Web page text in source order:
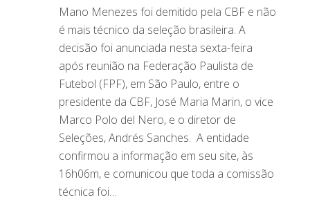
Mano Menezes foi demitido pela CBF e não
é mais técnico da seleção brasileira. A
decisão foi anunciada nesta sexta-feira
após reunião na Federação Paulista de
Futebol (FPF), em São Paulo, entre o
presidente da CBF, José Maria Marin, o vice
Marco Polo del Nero, e o diretor de
Seleções, Andrés Sanches. A entidade
confirmou a informação em seu site, às
16h06m, e comunicou que toda a comissão
técnica foi…